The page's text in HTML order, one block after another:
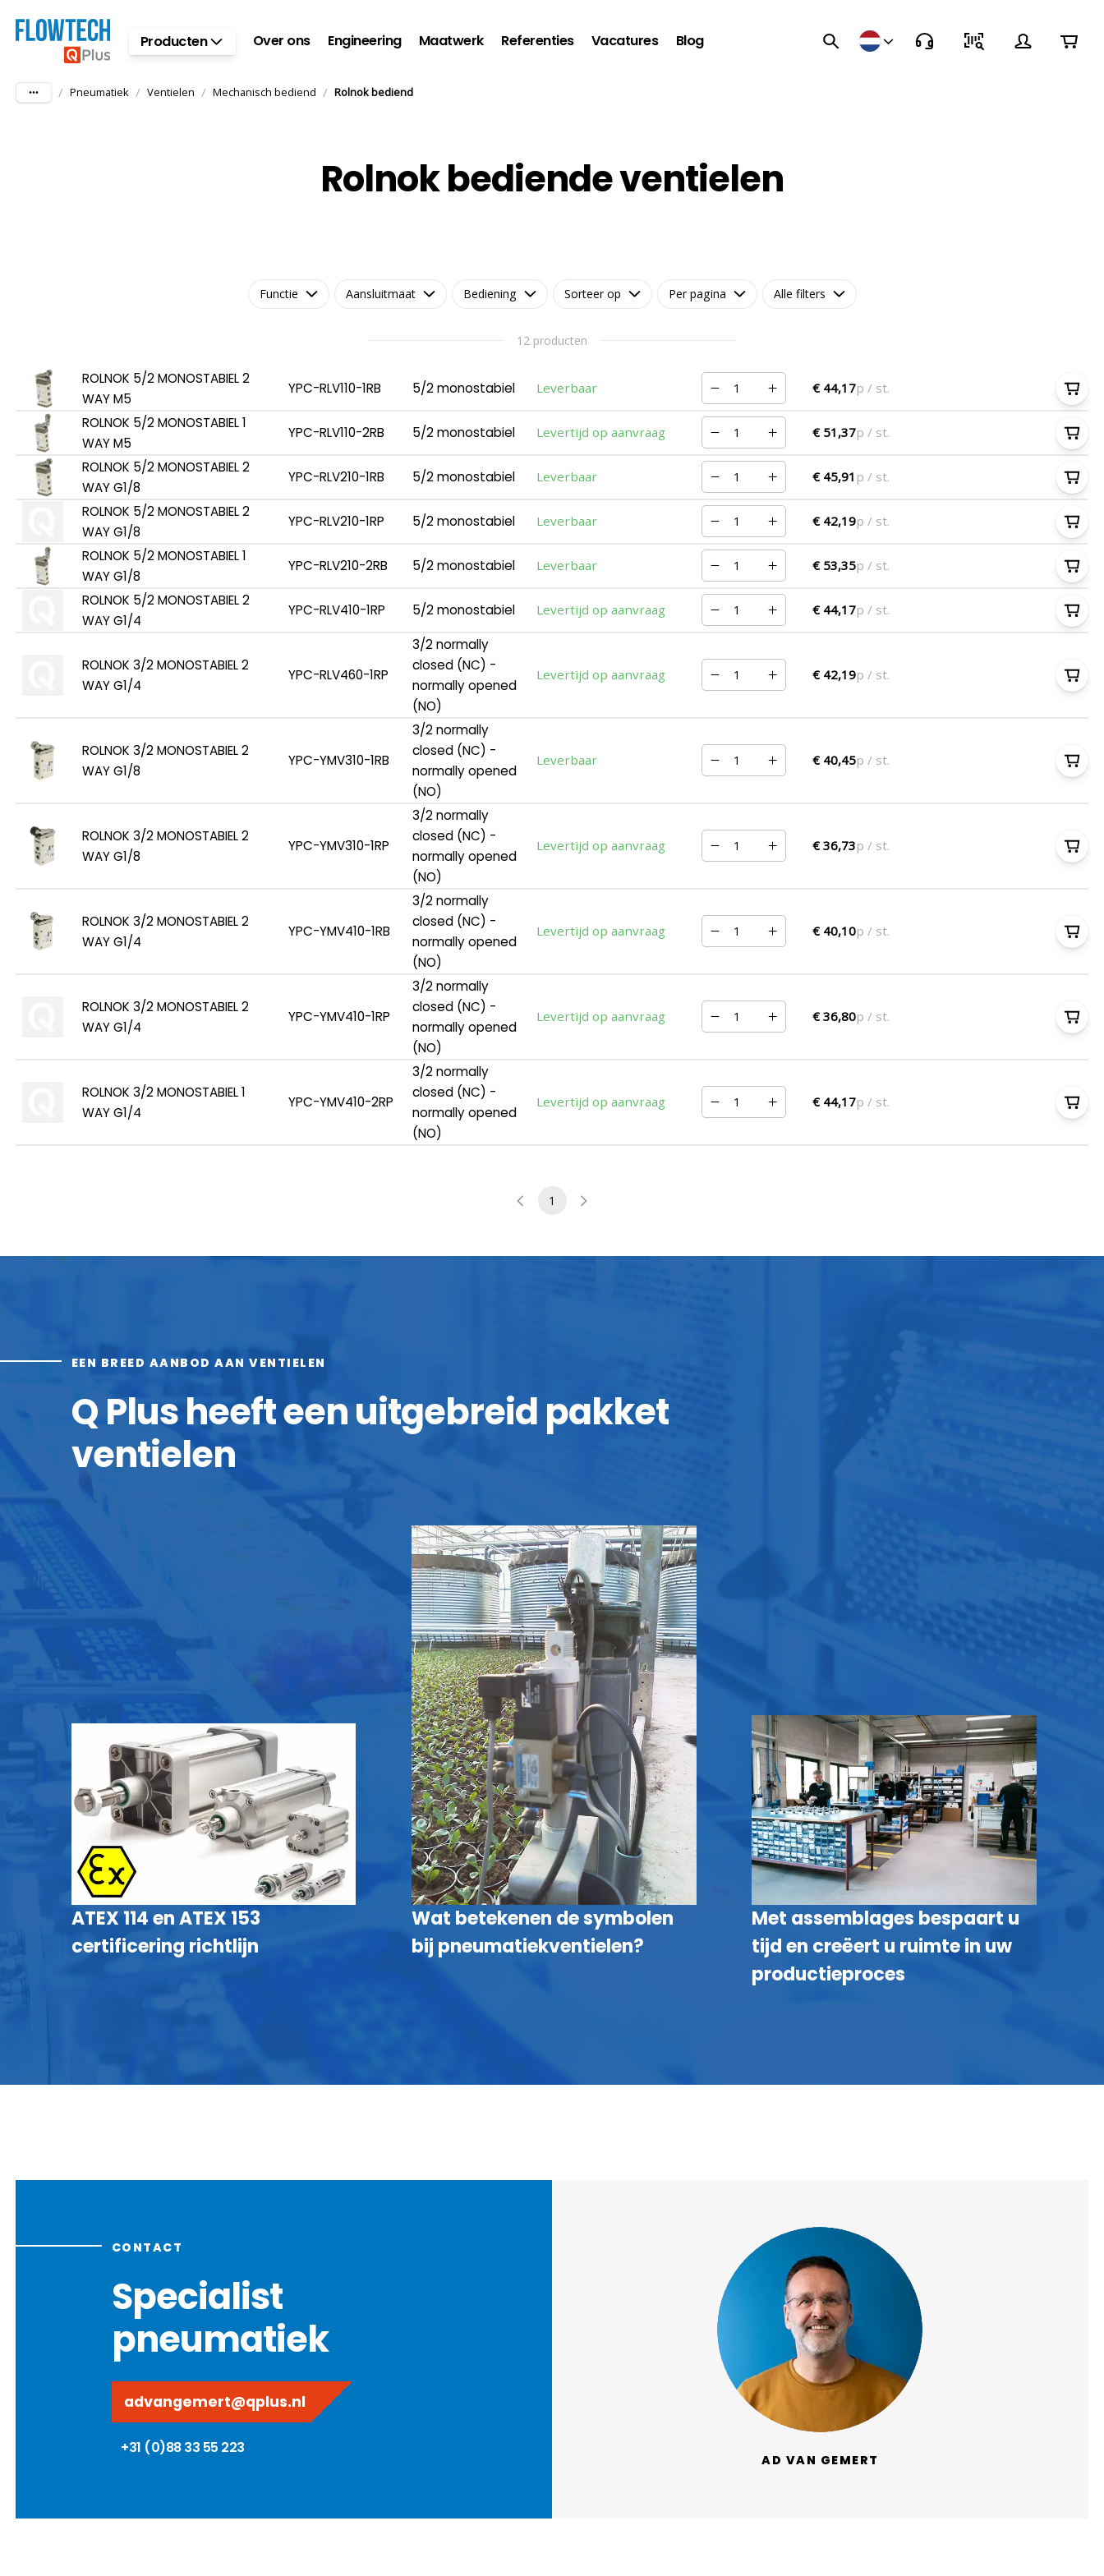
Ga naar hoofdinhoudProducten Over ons Engineering Maatwerk Referenties Vacatures Blog
/ Pneumatiek / Ventielen / Mechanisch bediend / Rolnok bediend
Rolnok bediende ventielen
Functie Aansluitmaat Bediening Sorteer op Per pagina Alle filters
12 producten
ROLNOK 5/2 MONOSTABIEL 2
WAY M5
YPC-RLV110-1RB 5/2 monostabiel Leverbaar € 44,17p / st.
ROLNOK 5/2 MONOSTABIEL 1
WAY M5
YPC-RLV110-2RB 5/2 monostabiel Levertijd op aanvraag € 51,37p / st.
ROLNOK 5/2 MONOSTABIEL 2
WAY G1/8
YPC-RLV210-1RB 5/2 monostabiel Leverbaar € 45,91 p / st.
ROLNOK 5/2 MONOSTABIEL 2
WAY G1/8
YPC-RLV210-1RP 5/2 monostabiel Leverbaar € 42,19p / st.
ROLNOK 5/2 MONOSTABIEL 1
WAY G1/8
YPC-RLV210-2RB 5/2 monostabiel Leverbaar € 53,35p / st.
ROLNOK 5/2 MONOSTABIEL 2
WAY G1/4
YPC-RLV410-1RP 5/2 monostabiel Levertijd op aanvraag € 44,17p / st.
ROLNOK 3/2 MONOSTABIEL 2
WAY G1/4
YPC-RLV460-1RP
3/2 normally
closed (NC) -
normally opened
(NO)
Levertijd op aanvraag € 42,19p / st.
ROLNOK 3/2 MONOSTABIEL 2
WAY G1/8
YPC-YMV310-1RB
3/2 normally
closed (NC) -
normally opened
(NO)
Leverbaar € 40,45p / st.
ROLNOK 3/2 MONOSTABIEL 2
WAY G1/8
YPC-YMV310-1RP
3/2 normally
closed (NC) -
normally opened
(NO)
Levertijd op aanvraag € 36,73p / st.
ROLNOK 3/2 MONOSTABIEL 2
WAY G1/4
YPC-YMV410-1RB
3/2 normally
closed (NC) -
normally opened
(NO)
Levertijd op aanvraag € 40,10p / st.
ROLNOK 3/2 MONOSTABIEL 2
WAY G1/4
YPC-YMV410-1RP
3/2 normally
closed (NC) -
normally opened
(NO)
Levertijd op aanvraag € 36,80p / st.
ROLNOK 3/2 MONOSTABIEL 1
WAY G1/4
YPC-YMV410-2RP
3/2 normally
closed (NC) -
normally opened
(NO)
Levertijd op aanvraag € 44,17p / st.
1
EEN BREED AANBOD AAN VENTIELEN
Q Plus heeft een uitgebreid pakket
ventielen
ATEX 114 en ATEX 153
certificering richtlijn
Wat betekenen de symbolen
bij pneumatiekventielen?
Met assemblages bespaart u
tijd en creëert u ruimte in uw
productieproces
CONTACT
Specialist
pneumatiek
advangemert@qplus.nl
+31 (0)88 33 55 223
AD VAN GEMERT